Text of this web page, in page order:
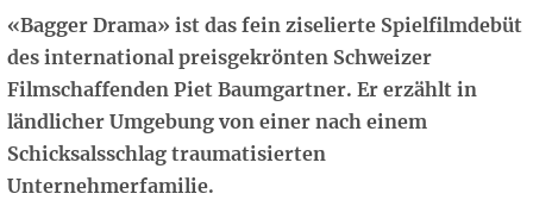
«Bagger Drama» ist das fein ziselierte Spielfilmdebüt
des international preisgekrönten Schweizer
Filmschaffenden Piet Baumgartner. Er erzählt in
ländlicher Umgebung von einer nach einem
Schicksalsschlag traumatisierten
Unternehmerfamilie.